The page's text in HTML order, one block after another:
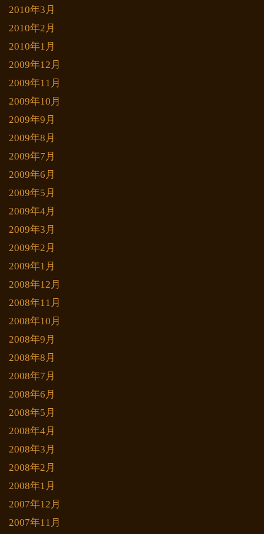
2010年3月
2010年2月
2010年1月
2009年12月
2009年11月
2009年10月
2009年9月
2009年8月
2009年7月
2009年6月
2009年5月
2009年4月
2009年3月
2009年2月
2009年1月
2008年12月
2008年11月
2008年10月
2008年9月
2008年8月
2008年7月
2008年6月
2008年5月
2008年4月
2008年3月
2008年2月
2008年1月
2007年12月
2007年11月